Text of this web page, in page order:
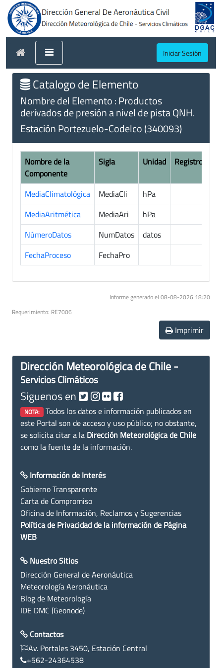
Iniciar Sesión
Catalogo de Elemento
Nombre del Elemento : Productos
derivados de presión a nivel de pista QNH.
Estación Portezuelo-Codelco (340093)
Nombre de la
Componente
Sigla Unidad Registros
MediaClimatológica MediaCli hPa
MediaAritmética
MediaAri hPa
NúmeroDatos
NumDatos datos
FechaProceso
FechaPro
Informe generado el 08-08-2026 18:20
Requerimiento: RE7006
Imprimir
Dirección Meteorológica de Chile -
Servicios Climáticos
Siguenos en
NOTA: Todos los datos e información publicados en
este Portal son de acceso y uso público; no obstante,
se solicita citar a la Dirección Meteorológica de Chile
como la fuente de la información.
Información de Interés
Gobierno Transparente
Carta de Compromiso
Oficina de Información, Reclamos y Sugerencias
Política de Privacidad de la información de Página
WEB
Nuestro Sitios
Dirección General de Aeronáutica
Meteorología Aeronáutica
Blog de Meteorología
IDE DMC (Geonode)
Contactos
Av. Portales 3450, Estación Central
+562-24364538